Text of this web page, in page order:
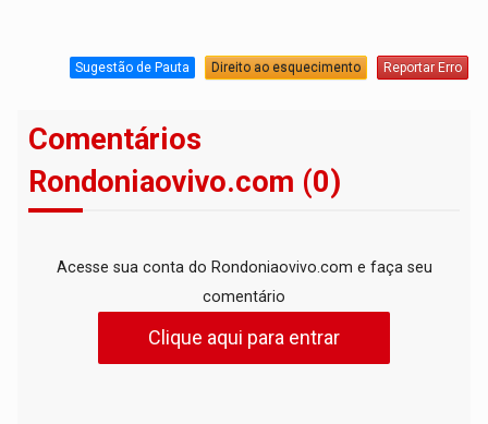
Sugestão de Pauta Direito ao esquecimento Reportar Erro
Comentários
Rondoniaovivo.com (0)
Acesse sua conta do Rondoniaovivo.com e faça seu
comentário
Clique aqui para entrar